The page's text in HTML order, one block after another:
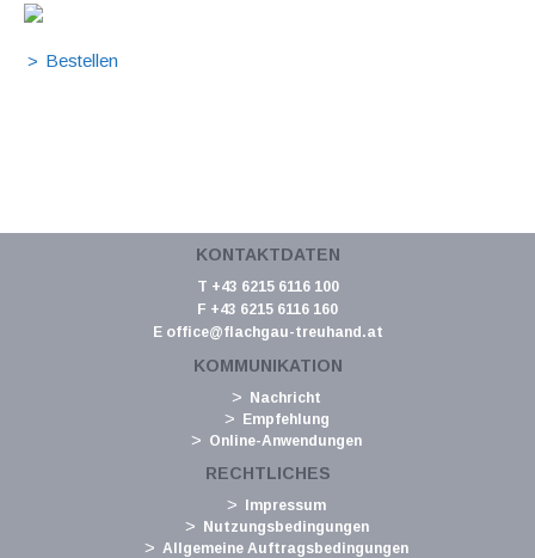
KONTAKTDATEN
T +43 6215 6116 100
F +43 6215 6116 160
E office@flachgau-treuhand.at
KOMMUNIKATION
Nachricht
Empfehlung
Online-Anwendungen
RECHTLICHES
Impressum
Nutzungsbedingungen
Allgemeine Auftragsbedingungen